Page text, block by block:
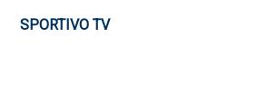
SPORTIVO TV